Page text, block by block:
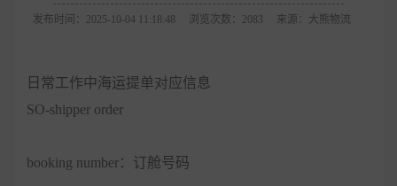
发布时间：2025-10-04 11:18:48 浏览次数：2083 来源：大熊物流
日常工作中海运提单对应信息
SO-shipper order
booking number：订舱号码